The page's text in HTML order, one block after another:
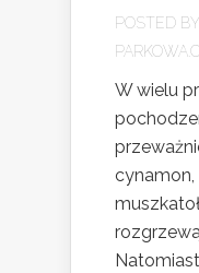
POSTED BY
W wielu
cynamon,